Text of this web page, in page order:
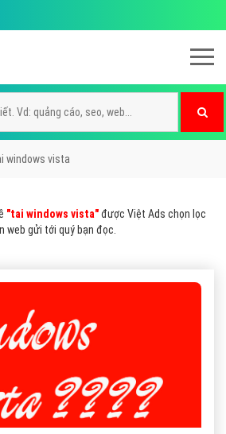
windows vista
"tai windows vista"được Việt Ads chọn lọc
web gửi tới quý bạn đọc.